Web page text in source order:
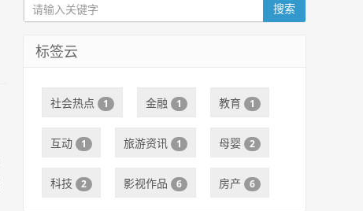
搜索
标签云
社会热点 1 金融 1 教育 1
互动 1 旅游资讯 1 母婴 2
科技 2 影视作品 6 房产 6